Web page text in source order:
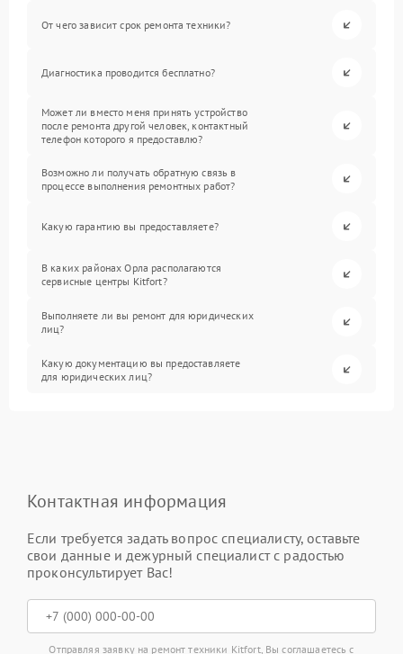
От чего зависит срок ремонта техники?
Диагностика проводится бесплатно?
Может ли вместо меня принять устройство
после ремонта другой человек, контактный
телефон которого я предоставлю?
Возможно ли получать обратную связь в
процессе выполнения ремонтных работ?
Какую гарантию вы предоставляете?
В каких районах Орла располагаются
сервисные центры Kitfort?
Выполняете ли вы ремонт для юридических
лиц?
Какую документацию вы предоставляете
для юридических лиц?
Контактная информация
Если требуется задать вопрос специалисту, оставьте
свои данные и дежурный специалист с радостью
проконсультирует Вас!
Отправляя заявку на ремонт техники Kitfort, Вы соглашаетесь с